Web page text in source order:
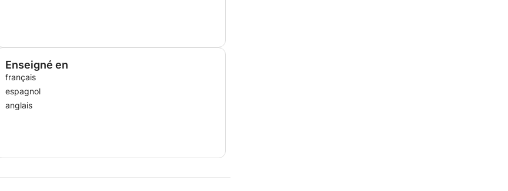
Enseigné en
français
espagnol
anglais